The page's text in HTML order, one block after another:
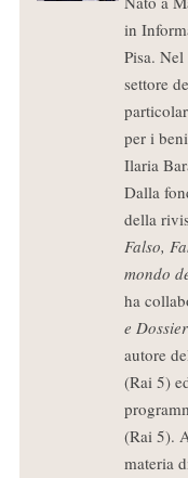
in
Pisa.
settore
per i
Ilaria
Dalla
della
Falso,
mondo
ha
e Dossier
autore
(Rai 5)
(Rai 5).
materia